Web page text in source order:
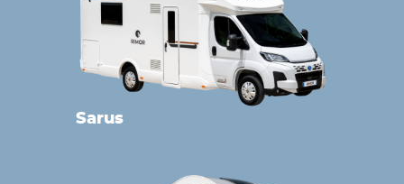
Sarus